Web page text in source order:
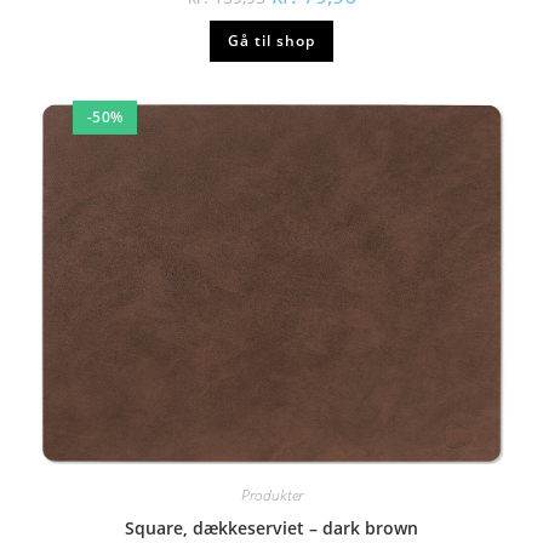
oprindelige
pris
var:
kr. 159,95.
aktuelle
Gå til shop
-50%
Produkter
Square, dækkeserviet – dark brown